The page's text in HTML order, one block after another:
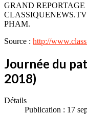
GRAND
CLASSIQUENEWS.TV
PHAM.
Source : http://
Journée du
2018)
Détails
Publication : 17